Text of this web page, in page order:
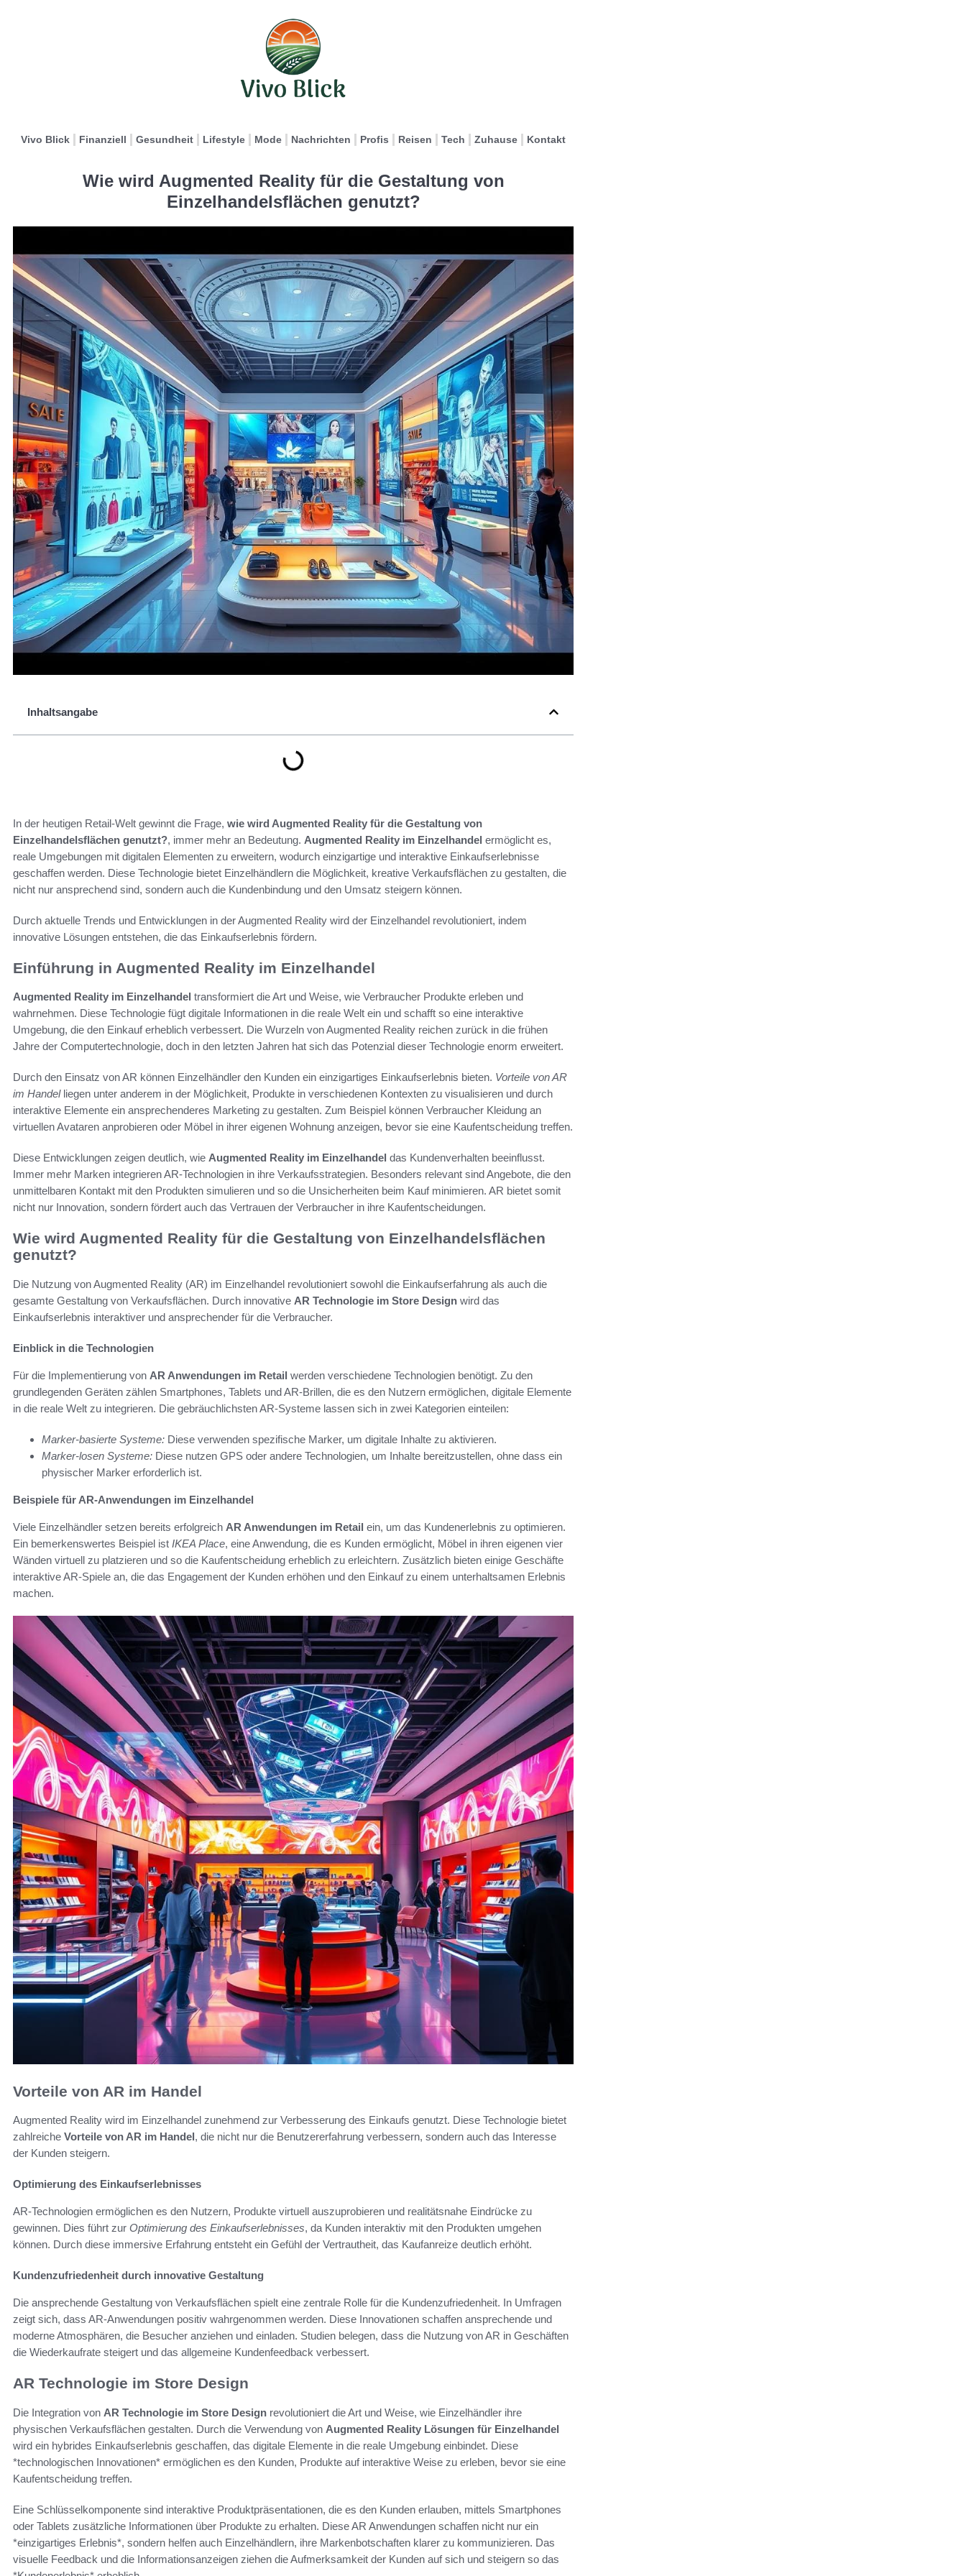
Vivo Blick Finanziell Gesundheit Lifestyle Mode Nachrichten Profis Reisen Tech Zuhause Kontakt
Wie wird Augmented Reality für die Gestaltung von
Einzelhandelsflächen genutzt?
Inhaltsangabe
In der heutigen Retail-Welt gewinnt die Frage, wie wird Augmented Reality für die Gestaltung von
Einzelhandelsflächen genutzt?, immer mehr an Bedeutung. Augmented Reality im Einzelhandel ermöglicht es,
reale Umgebungen mit digitalen Elementen zu erweitern, wodurch einzigartige und interaktive Einkaufserlebnisse
geschaffen werden. Diese Technologie bietet Einzelhändlern die Möglichkeit, kreative Verkaufsflächen zu gestalten, die
nicht nur ansprechend sind, sondern auch die Kundenbindung und den Umsatz steigern können.
Durch aktuelle Trends und Entwicklungen in der Augmented Reality wird der Einzelhandel revolutioniert, indem
innovative Lösungen entstehen, die das Einkaufserlebnis fördern.
Einführung in Augmented Reality im Einzelhandel
Augmented Reality im Einzelhandel transformiert die Art und Weise, wie Verbraucher Produkte erleben und
wahrnehmen. Diese Technologie fügt digitale Informationen in die reale Welt ein und schafft so eine interaktive
Umgebung, die den Einkauf erheblich verbessert. Die Wurzeln von Augmented Reality reichen zurück in die frühen
Jahre der Computertechnologie, doch in den letzten Jahren hat sich das Potenzial dieser Technologie enorm erweitert.
Durch den Einsatz von AR können Einzelhändler den Kunden ein einzigartiges Einkaufserlebnis bieten. Vorteile von AR
im Handelliegen unter anderem in der Möglichkeit, Produkte in verschiedenen Kontexten zu visualisieren und durch
interaktive Elemente ein ansprechenderes Marketing zu gestalten. Zum Beispiel können Verbraucher Kleidung an
virtuellen Avataren anprobieren oder Möbel in ihrer eigenen Wohnung anzeigen, bevor sie eine Kaufentscheidung treffen.
Diese Entwicklungen zeigen deutlich, wie Augmented Reality im Einzelhandel das Kundenverhalten beeinflusst.
Immer mehr Marken integrieren AR-Technologien in ihre Verkaufsstrategien. Besonders relevant sind Angebote, die den
unmittelbaren Kontakt mit den Produkten simulieren und so die Unsicherheiten beim Kauf minimieren. AR bietet somit
nicht nur Innovation, sondern fördert auch das Vertrauen der Verbraucher in ihre Kaufentscheidungen.
Wie wird Augmented Reality für die Gestaltung von Einzelhandelsflächen
genutzt?
Die Nutzung von Augmented Reality (AR) im Einzelhandel revolutioniert sowohl die Einkaufserfahrung als auch die
gesamte Gestaltung von Verkaufsflächen. Durch innovative AR Technologie im Store Design wird das
Einkaufserlebnis interaktiver und ansprechender für die Verbraucher.
Einblick in die Technologien
Für die Implementierung von AR Anwendungen im Retail werden verschiedene Technologien benötigt. Zu den
grundlegenden Geräten zählen Smartphones, Tablets und AR-Brillen, die es den Nutzern ermöglichen, digitale Elemente
in die reale Welt zu integrieren. Die gebräuchlichsten AR-Systeme lassen sich in zwei Kategorien einteilen:
Marker-basierte Systeme: Diese verwenden spezifische Marker, um digitale Inhalte zu aktivieren.
Marker-losen Systeme: Diese nutzen GPS oder andere Technologien, um Inhalte bereitzustellen, ohne dass ein
physischer Marker erforderlich ist.
Beispiele für AR-Anwendungen im Einzelhandel
Viele Einzelhändler setzen bereits erfolgreich AR Anwendungen im Retail ein, um das Kundenerlebnis zu optimieren.
Ein bemerkenswertes Beispiel ist IKEA Place, eine Anwendung, die es Kunden ermöglicht, Möbel in ihren eigenen vier
Wänden virtuell zu platzieren und so die Kaufentscheidung erheblich zu erleichtern. Zusätzlich bieten einige Geschäfte
interaktive AR-Spiele an, die das Engagement der Kunden erhöhen und den Einkauf zu einem unterhaltsamen Erlebnis
machen.
Vorteile von AR im Handel
Augmented Reality wird im Einzelhandel zunehmend zur Verbesserung des Einkaufs genutzt. Diese Technologie bietet
zahlreiche Vorteile von AR im Handel, die nicht nur die Benutzererfahrung verbessern, sondern auch das Interesse
der Kunden steigern.
Optimierung des Einkaufserlebnisses
AR-Technologien ermöglichen es den Nutzern, Produkte virtuell auszuprobieren und realitätsnahe Eindrücke zu
gewinnen. Dies führt zur Optimierung des Einkaufserlebnisses, da Kunden interaktiv mit den Produkten umgehen
können. Durch diese immersive Erfahrung entsteht ein Gefühl der Vertrautheit, das Kaufanreize deutlich erhöht.
Kundenzufriedenheit durch innovative Gestaltung
Die ansprechende Gestaltung von Verkaufsflächen spielt eine zentrale Rolle für die Kundenzufriedenheit. In Umfragen
zeigt sich, dass AR-Anwendungen positiv wahrgenommen werden. Diese Innovationen schaffen ansprechende und
moderne Atmosphären, die Besucher anziehen und einladen. Studien belegen, dass die Nutzung von AR in Geschäften
die Wiederkaufrate steigert und das allgemeine Kundenfeedback verbessert.
AR Technologie im Store Design
Die Integration von AR Technologie im Store Design revolutioniert die Art und Weise, wie Einzelhändler ihre
physischen Verkaufsflächen gestalten. Durch die Verwendung von Augmented Reality Lösungen für Einzelhandel
wird ein hybrides Einkaufserlebnis geschaffen, das digitale Elemente in die reale Umgebung einbindet. Diese
*technologischen Innovationen* ermöglichen es den Kunden, Produkte auf interaktive Weise zu erleben, bevor sie eine
Kaufentscheidung treffen.
Eine Schlüsselkomponente sind interaktive Produktpräsentationen, die es den Kunden erlauben, mittels Smartphones
oder Tablets zusätzliche Informationen über Produkte zu erhalten. Diese AR Anwendungen schaffen nicht nur ein
*einzigartiges Erlebnis*, sondern helfen auch Einzelhändlern, ihre Markenbotschaften klarer zu kommunizieren. Das
visuelle Feedback und die Informationsanzeigen ziehen die Aufmerksamkeit der Kunden auf sich und steigern so das